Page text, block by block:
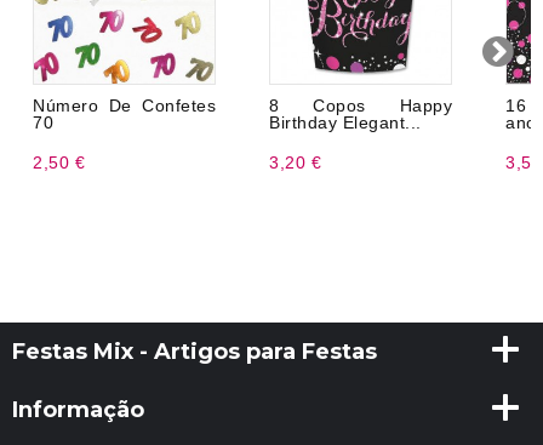
Número De Confetes
70
2,50 €
8 Copos Happy
Birthday Elegant...
3,20 €
16
Festas Mix - Artigos para Festas
Informação